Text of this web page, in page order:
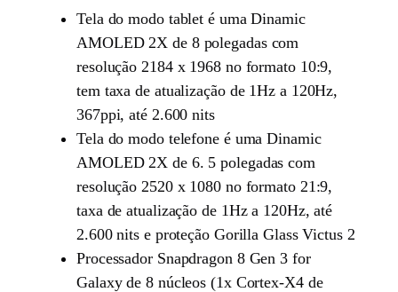
Tela do modo tablet é uma Dinamic
AMOLED 2X de 8 polegadas com
resolução 2184 x 1968 no formato 10:9,
tem taxa de atualização de 1Hz a 120Hz,
367ppi, até 2.600 nits
Tela do modo telefone é uma Dinamic
AMOLED 2X de 6. 5 polegadas com
resolução 2520 x 1080 no formato 21:9,
taxa de atualização de 1Hz a 120Hz, até
2.600 nits e proteção Gorilla Glass Victus 2
Processador Snapdragon 8 Gen 3 for
Galaxy de 8 núcleos (1x Cortex-X4 de